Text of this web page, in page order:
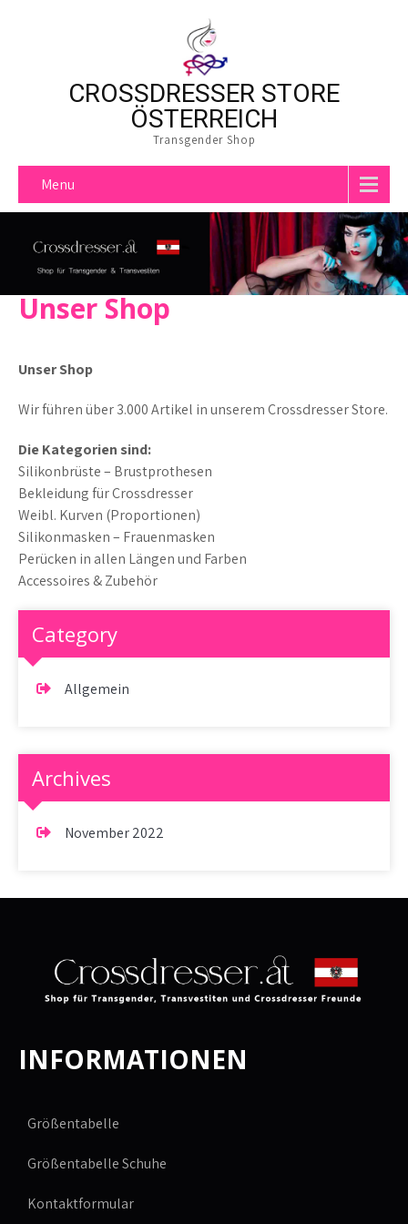
CROSSDRESSER STORE
ÖSTERREICH
Transgender Shop
Menu
Unser Shop
Unser Shop
Wir führen über 3.000 Artikel in unserem Crossdresser Store.
Die Kategorien sind:
Silikonbrüste – Brustprothesen
Bekleidung für Crossdresser
Weibl. Kurven (Proportionen)
Silikonmasken – Frauenmasken
Perücken in allen Längen und Farben
Accessoires & Zubehör
Category
Allgemein
Archives
November 2022
INFORMATIONEN
Größentabelle
Größentabelle Schuhe
Kontaktformular